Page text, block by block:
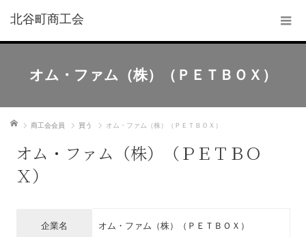
北谷町商工会
オム・ファム（株）（ＰＥＴＢＯＸ）
ホーム 商工会会員 買う オム・ファム（株）（ＰＥＴＢＯＸ）
オム・ファム（株）（ＰＥＴＢＯ
Ｘ）
企業名 オム・ファム（株）（ＰＥＴＢＯＸ）